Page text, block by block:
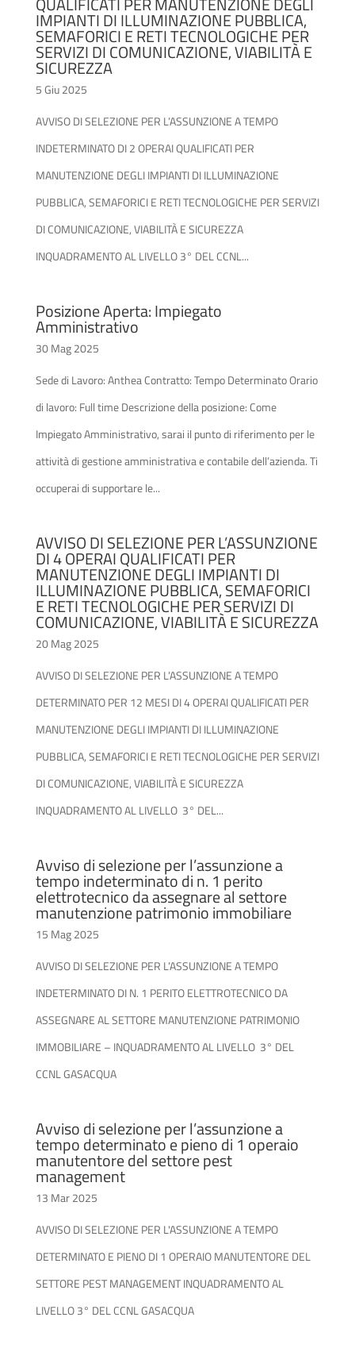
IMPIANTI DI ILLUMINAZIONE PUBBLICA,
SEMAFORICI E RETI TECNOLOGICHE PER
SERVIZI DI COMUNICAZIONE, VIABILITÀ E
SICUREZZA
5 Giu 2025
AVVISO DI SELEZIONE PER L’ASSUNZIONE A TEMPO
INDETERMINATO DI 2 OPERAI QUALIFICATI PER
MANUTENZIONE DEGLI IMPIANTI DI ILLUMINAZIONE
PUBBLICA, SEMAFORICI E RETI TECNOLOGICHE PER SERVIZI
DI COMUNICAZIONE, VIABILITÀ E SICUREZZA
INQUADRAMENTO AL LIVELLO 3° DEL CCNL...
Posizione Aperta: Impiegato
Amministrativo
30 Mag 2025
Sede di Lavoro: Anthea Contratto: Tempo Determinato Orario
di lavoro: Full time Descrizione della posizione: Come
Impiegato Amministrativo, sarai il punto di riferimento per le
attività di gestione amministrativa e contabile dell’azienda. Ti
occuperai di supportare le...
AVVISO DI SELEZIONE PER L’ASSUNZIONE
DI 4 OPERAI QUALIFICATI PER
MANUTENZIONE DEGLI IMPIANTI DI
ILLUMINAZIONE PUBBLICA, SEMAFORICI
E RETI TECNOLOGICHE PER SERVIZI DI
COMUNICAZIONE, VIABILITÀ E SICUREZZA
20 Mag 2025
AVVISO DI SELEZIONE PER L’ASSUNZIONE A TEMPO
DETERMINATO PER 12 MESI DI 4 OPERAI QUALIFICATI PER
MANUTENZIONE DEGLI IMPIANTI DI ILLUMINAZIONE
PUBBLICA, SEMAFORICI E RETI TECNOLOGICHE PER SERVIZI
DI COMUNICAZIONE, VIABILITÀ E SICUREZZA
INQUADRAMENTO AL LIVELLO 3° DEL...
Avviso di selezione per l’assunzione a
tempo indeterminato di n. 1 perito
elettrotecnico da assegnare al settore
manutenzione patrimonio immobiliare
15 Mag 2025
AVVISO DI SELEZIONE PER L’ASSUNZIONE A TEMPO
INDETERMINATO DI N. 1 PERITO ELETTROTECNICO DA
ASSEGNARE AL SETTORE MANUTENZIONE PATRIMONIO
IMMOBILIARE – INQUADRAMENTO AL LIVELLO 3° DEL
CCNL GASACQUA
Avviso di selezione per l’assunzione a
tempo determinato e pieno di 1 operaio
manutentore del settore pest
management
13 Mar 2025
AVVISO DI SELEZIONE PER L'ASSUNZIONE A TEMPO
DETERMINATO E PIENO DI 1 OPERAIO MANUTENTORE DEL
SETTORE PEST MANAGEMENT INQUADRAMENTO AL
LIVELLO 3° DEL CCNL GASACQUA